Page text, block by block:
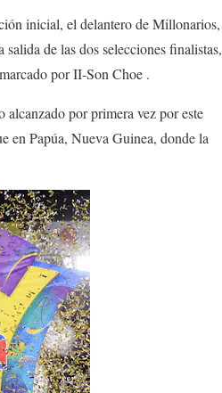
inicial, el delantero de Millonarios,
de las dos selecciones finalistas,
por II-Son Choe .
por primera vez por este
en Papúa, Nueva Guinea, donde la